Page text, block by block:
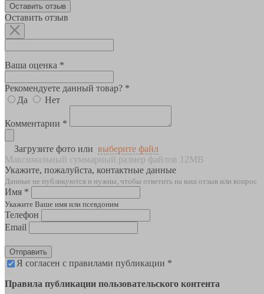
Оставить отзыв
Оставить отзыв
Ваша оценка *
Рекомендуете данный товар? *
Да
Нет
Комментарии *
Загрузите фото или выберите файл
Максимальный суммарный размер файлов 12MB
Укажите, пожалуйста, контактные данные
Данные не публикуются и нужны, чтобы ответить на ваш отзыв или вопрос
Имя *
Укажите Ваше имя или псевдоним
Телефон
Email
Отправить
Я согласен с правилами публикации *
Правила публикации пользовательского контента